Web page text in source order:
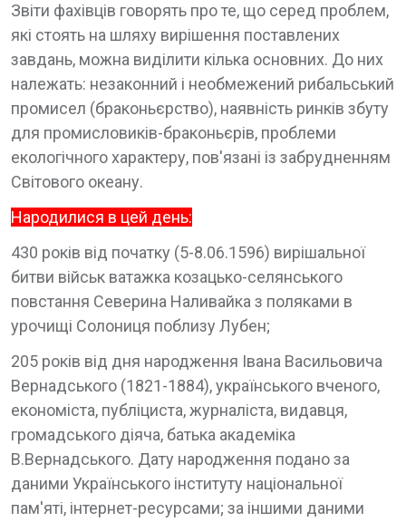
Звіти фахівців говорять про те, що серед проблем,
які стоять на шляху вирішення поставлених
завдань, можна виділити кілька основних. До них
належать: незаконний і необмежений рибальський
промисел (браконьєрство), наявність ринків збуту
для промисловиків-браконьєрів, проблеми
екологічного характеру, пов'язані із забрудненням
Світового океану.
Народилися в цей день:
430 років від початку (5-8.06.1596) вирішальної
битви військ ватажка козацько-селянського
повстання Северина Наливайка з поляками в
урочищі Солониця поблизу Лубен;
205 років від дня народження Івана Васильовича
Вернадського (1821-1884), українського вченого,
економіста, публіциста, журналіста, видавця,
громадського діяча, батька академіка
В.Вернадського. Дату народження подано за
даними Українського інституту національної
пам'яті, інтернет-ресурсами; за іншими даними